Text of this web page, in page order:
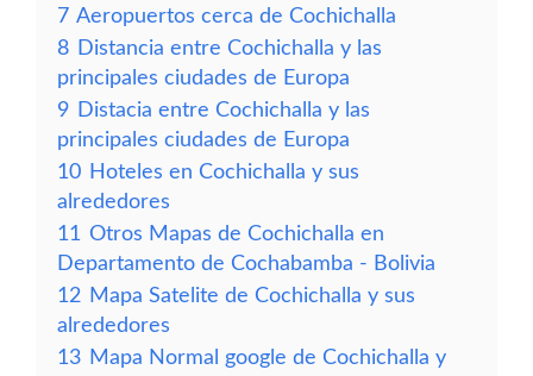
7 Aeropuertos cerca de Cochichalla
8 Distancia entre Cochichalla y las
principales ciudades de Europa
9 Distacia entre Cochichalla y las
principales ciudades de Europa
10 Hoteles en Cochichalla y sus
alrededores
11 Otros Mapas de Cochichalla en
Departamento de Cochabamba - Bolivia
12 Mapa Satelite de Cochichalla y sus
alrededores
13 Mapa Normal google de Cochichalla y